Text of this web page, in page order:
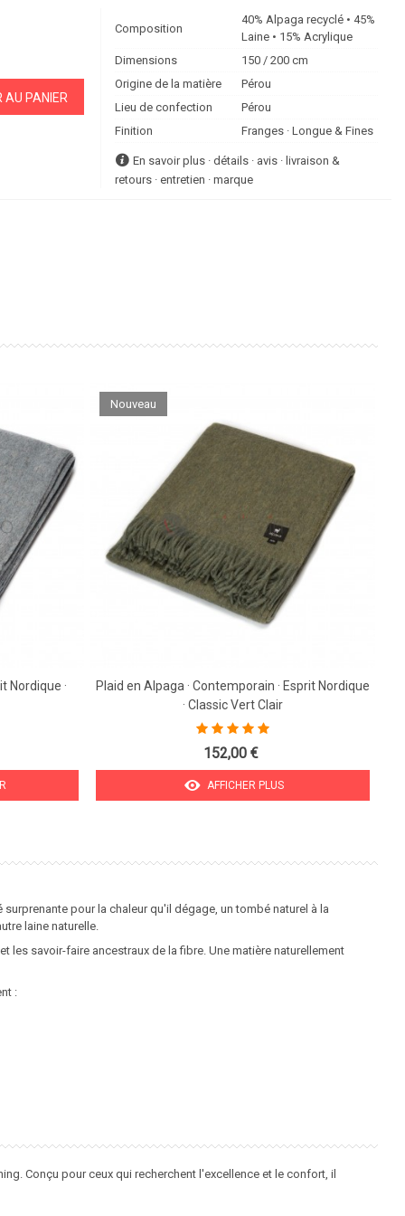
AU PANIER
Composition
40% Alpaga recyclé • 45%
Laine • 15% Acrylique
Dimensions
150 / 200 cm
Origine de la matière
Pérou
Lieu de confection
Pérou
Finition
Franges · Longue & Fines
En savoir plus · détails · avis · livraison &
retours · entretien · marque
Nordique ·
Nouveau
Plaid en Alpaga · Contemporain · Esprit Nordique
· Classic Vert Clair
152,00 €
AFFICHER PLUS
pour la chaleur qu'il dégage, un tombé naturel à la
laine naturelle.
savoir-faire ancestraux de la fibre. Une matière naturellement
:
Conçu pour ceux qui recherchent l'excellence et le confort, il